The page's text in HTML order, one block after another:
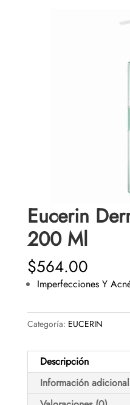
Eucerin
200 Ml
$564.00
Imperfecciones Y
Categoría: EUCERIN
Descripción
Información adicional